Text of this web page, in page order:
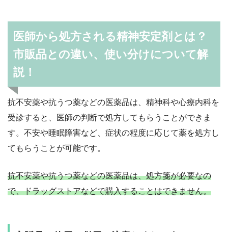
医師から処方される精神安定剤とは？
市販品との違い、使い分けについて解
説！
抗不安薬や抗うつ薬などの医薬品は、精神科や心療内科を
受診すると、医師の判断で処方してもらうことができま
す。不安や睡眠障害など、症状の程度に応じて薬を処方し
てもらうことが可能です。
抗不安薬や抗うつ薬などの医薬品は、処方箋が必要なの
で、ドラッグストアなどで購入することはできません。